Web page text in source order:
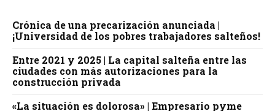
Crónica de una precarización anunciada |
¡Universidad de los pobres trabajadores salteños!
Entre 2021 y 2025 | La capital salteña entre las
ciudades con más autorizaciones para la
construcción privada
«La situación es dolorosa» | Empresario pyme